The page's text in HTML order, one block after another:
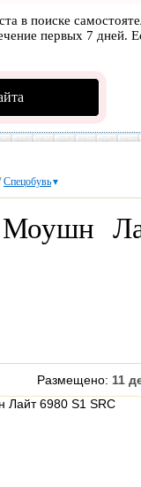
в поиске
первых 7 дней.
Спецобувь▼
Моушн
Размещено: 11